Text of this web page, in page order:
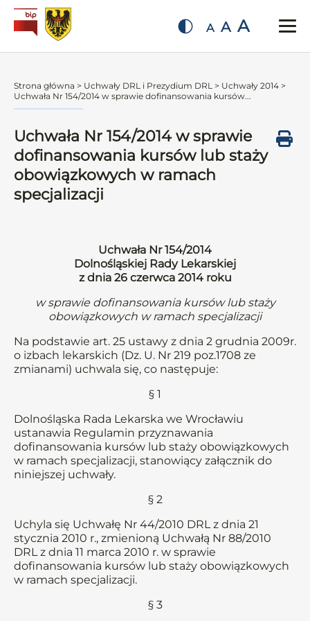
A A A
Strona główna > Uchwały DRL i Prezydium DRL > Uchwały 2014 >
Uchwała Nr 154/2014 w sprawie dofinansowania kursów...
Uchwała Nr 154/2014 w sprawie
dofinansowania kursów lub staży
obowiązkowych w ramach
specjalizacji
Uchwała Nr 154/2014
Dolnośląskiej Rady Lekarskiej
z dnia 26 czerwca 2014 roku
w sprawie dofinansowania kursów lub staży
obowiązkowych w ramach specjalizacji
Na podstawie art. 25 ustawy z dnia 2 grudnia 2009r.
o izbach lekarskich (Dz. U. Nr 219 poz.1708 ze
zmianami) uchwala się, co następuje:
§ 1
Dolnośląska Rada Lekarska we Wrocławiu
ustanawia Regulamin przyznawania
dofinansowania kursów lub staży obowiązkowych
w ramach specjalizacji, stanowiący załącznik do
niniejszej uchwały.
§ 2
Uchyla się Uchwałę Nr 44/2010 DRL z dnia 21
stycznia 2010 r., zmienioną Uchwałą Nr 88/2010
DRL z dnia 11 marca 2010 r. w sprawie
dofinansowania kursów lub staży obowiązkowych
w ramach specjalizacji.
§ 3